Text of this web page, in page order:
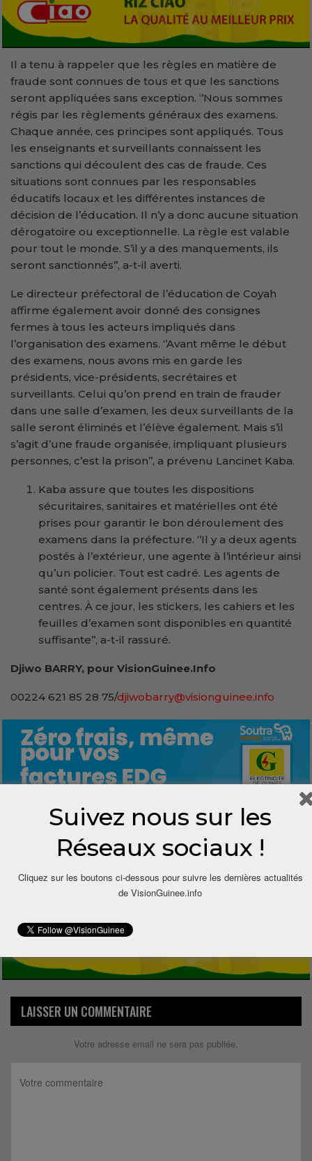
Il a tenu à rappeler que les règles en matière de
fraude sont connues de tous et que les sanctions
seront appliquées sans exception. ‘’Nous sommes
régis par les règlements généraux des examens.
Chaque année, ces principes sont appliqués. Tous
les enseignants et surveillants connaissent les
sanctions qui découlent des cas de fraude. Ces
situations sont connues par les responsables
éducatifs locaux et les différentes instances de
décision de l’éducation. Il n’y a donc aucune situation
dérogatoire ou exceptionnelle. La règle est valable
pour tout le monde. S’il y a des manquements, ils
seront sanctionnés’’, a-t-il averti.
Le directeur préfectoral de l’éducation de Coyah
affirme également avoir donné des consignes
fermes à tous les acteurs impliqués dans
l’organisation des examens. ‘’Avant même le début
des examens, nous avons mis en garde les
présidents, vice-présidents, secrétaires et
surveillants. Celui qu’on prend en train de frauder
dans une salle d’examen, les deux surveillants de la
salle seront éliminés et l’élève également. Mais s’il
s’agit d’une fraude organisée, impliquant plusieurs
personnes, c’est la prison’’, a prévenu Lancinet Kaba.
Kaba assure que toutes les dispositions
sécuritaires, sanitaires et matérielles ont été
prises pour garantir le bon déroulement des
examens dans la préfecture. ‘’Il y a deux agents
postés à l’extérieur, une agente à l’intérieur ainsi
qu’un policier. Tout est cadré. Les agents de
santé sont également présents dans les
centres. À ce jour, les stickers, les cahiers et les
feuilles d’examen sont disponibles en quantité
suffisante’’, a-t-il rassuré.
Djiwo BARRY, pour VisionGuinee.Info
00224 621 85 28 75/djiwobarry@visionguinee.info
Share
LAISSER UN COMMENTAIRE
Votre adresse email ne sera pas publiée.
Suivez nous sur les
Réseaux sociaux !
Cliquez sur les boutons ci-dessous pour suivre les dernières actualités
de VisionGuinee.info